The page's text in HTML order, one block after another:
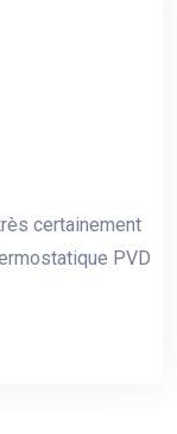
certainement
PVD